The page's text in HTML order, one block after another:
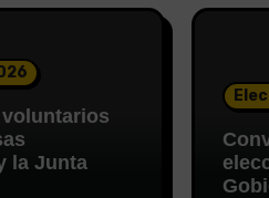
la Junta